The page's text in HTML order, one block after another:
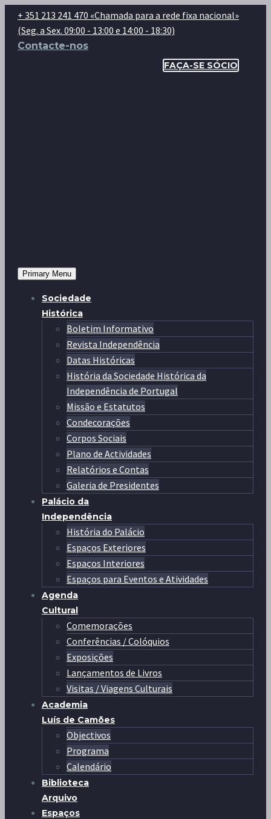
+ 351 213 241 470 «Chamada para a rede fixa nacional»
(Seg. a Sex. 09:00 - 13:00 e 14:00 - 18:30)
Contacte-nos
FAÇA-SE SÓCIO
Primary Menu
Sociedade
Histórica
Boletim Informativo
Revista Independência
Datas Históricas
História da Sociedade Histórica da
Independência de Portugal
Missão e Estatutos
Condecorações
Corpos Sociais
Plano de Actividades
Relatórios e Contas
Galeria de Presidentes
Palácio da
Independência
História do Palácio
Espaços Exteriores
Espaços Interiores
Espaços para Eventos e Atividades
Agenda
Cultural
Comemorações
Conferências / Colóquios
Exposições
Lançamentos de Livros
Visitas / Viagens Culturais
Academia
Luís de Camões
Objectivos
Programa
Calendário
Biblioteca
Arquivo
Espaços